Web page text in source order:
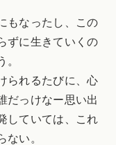
もなったし、この
ずに生きていくの
。
られるたびに、心
だっけなー思い出
していては、これ
ない。